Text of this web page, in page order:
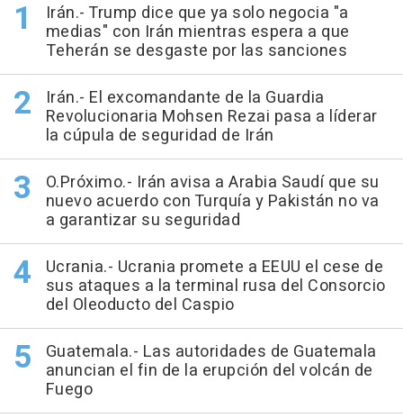
Irán.- Trump dice que ya solo negocia "a
medias" con Irán mientras espera a que
Teherán se desgaste por las sanciones
Irán.- El excomandante de la Guardia
Revolucionaria Mohsen Rezai pasa a líderar
la cúpula de seguridad de Irán
O.Próximo.- Irán avisa a Arabia Saudí que su
nuevo acuerdo con Turquía y Pakistán no va
a garantizar su seguridad
Ucrania.- Ucrania promete a EEUU el cese de
sus ataques a la terminal rusa del Consorcio
del Oleoducto del Caspio
Guatemala.- Las autoridades de Guatemala
anuncian el fin de la erupción del volcán de
Fuego